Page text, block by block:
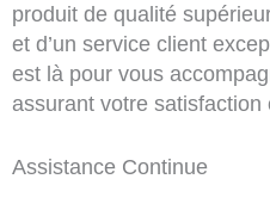
produit de qualité
et d’un service client
est là pour vous
assurant votre satisfaction
Assistance Continue